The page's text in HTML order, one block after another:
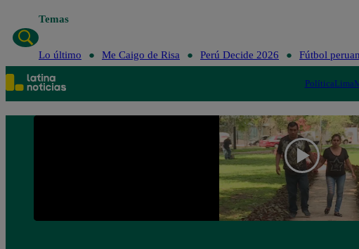
Temas
Lo último Me Caigo de Risa Perú Decide 2026 Fútbol
PolíticaLima